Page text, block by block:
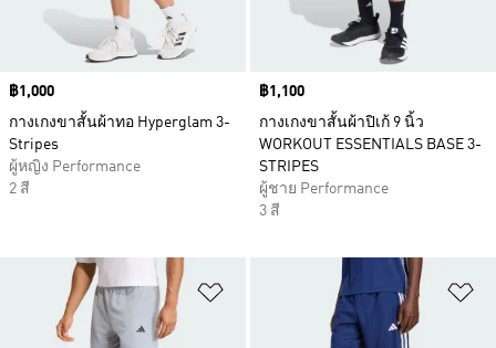
Price
฿1,000
กางเกงขาสั้นผ้าทอ Hyperglam 3-
Stripes
ผู้หญิง Performance
2 สี
Price
฿1,100
กางเกงขาสั้นผ้าปิเก้ 9 นิ้ว
WORKOUT ESSENTIALS BASE 3-
STRIPES
ผู้ชาย Performance
3 สี
เพิ่มไปยังรายการสินค้าโปรด